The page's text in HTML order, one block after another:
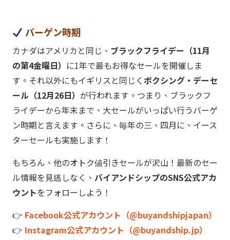
バーゲン時期
カナダはアメリカと同じ、 ブラックフライデー（11月
の第4金曜日） に1年で最もお得なセールを開催しま
す。それ以外にもイギリスと同じく ボクシング・デーセ
ール（12月26日） が行われます。つまり、ブラックフ
ライデーから年末まで、大セールがいっぱい行うバーゲ
ン時期と言えます。さらに、毎年の三、四月に、イース
ターセールも実施します！
もちろん、他のオトク値引きセールが沢山！最新のセー
ル情報を見逃しなく、 バイアンドシップのSNS公式アカ
ウントをフォローしよう！
👉 Facebook公式アカウント（@buyandshipjapan）
👉 Instagram公式アカウント（@buyandship.jp）